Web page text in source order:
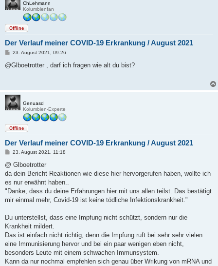
ChLehmann
Kolumbienfan
Offline
Der Verlauf meiner COVID-19 Erkrankung / August 2021
B
i
23. August 2021, 09:26
@Glboetrotter , darf ich fragen wie alt du bist?
Genuasd
Kolumbien-Experte
Offline
Der Verlauf meiner COVID-19 Erkrankung / August 2021
B
i
r
a
23. August 2021, 11:18
@ Glboetrotter
da dein Bericht Reaktionen wie diese hier hervorgerufen haben, wollte ich
es nur erwähnt haben..
"Danke, dass du deine Erfahrungen hier mit uns allen teilst. Das bestätigt
mir einmal mehr, Covid-19 ist keine tödliche Infektionskrankheit."
Du unterstellst, dass eine Impfung nicht schützt, sondern nur die
Krankheit mildert.
Das ist einfach nicht richtig, denn die Impfung ruft bei sehr sehr vielen
eine Immunisierung hervor und bei ein paar wenigen eben nicht,
besonders Leute mit einem schwachen Immunsystem.
Kann da nur nochmal empfehlen sich genau über Wrikung von mRNA und